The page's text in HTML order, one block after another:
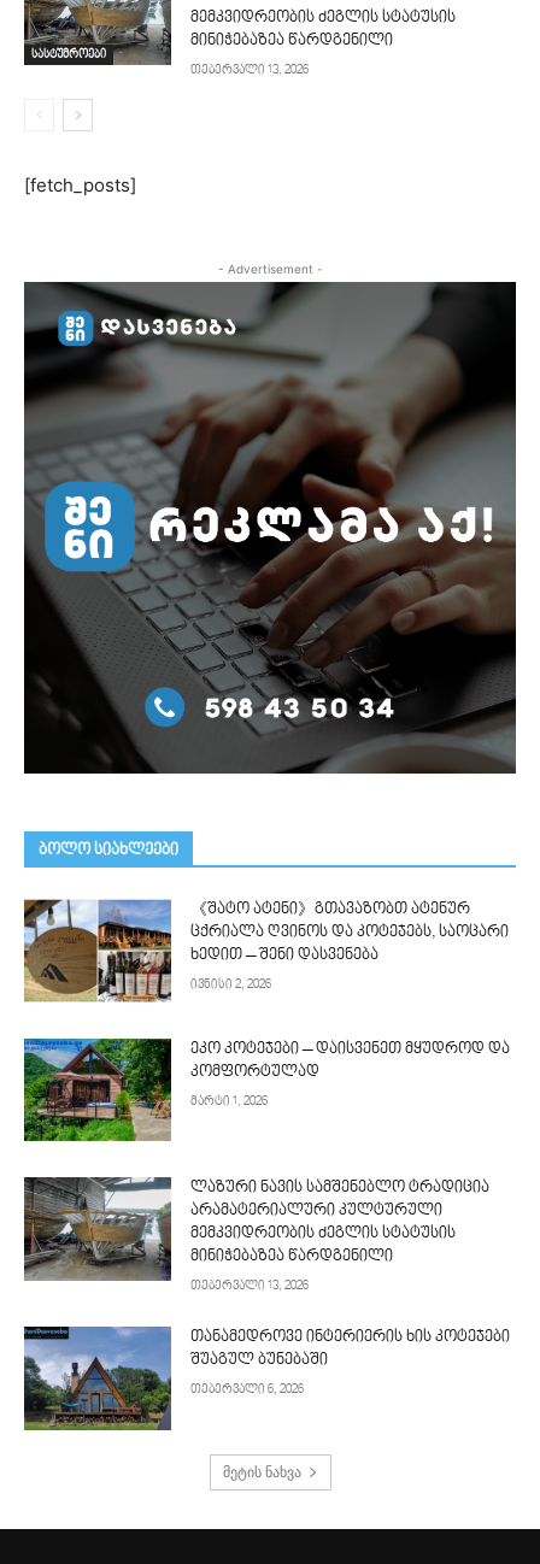
სასტუმროები
მემკვიდრეობის ძეგლის სტატუსის
მინიჭებაზეა წარდგენილი
თებერვალი 13, 2026
[fetch_posts]
- Advertisement -
ᲑᲝᲚᲝ ᲡᲘᲐᲮᲚᲔᲔᲑᲘ
《შატო ატენი》გთავაზობთ ატენურ
ცქრიალა ღვინოს და კოტეჯებს, საოცარი
ხედით – შენი დასვენება
ივნისი 2, 2026
ეკო კოტეჯები – დაისვენეთ მყუდროდ და
კომფორტულად
მარტი 1, 2026
ლაზური ნავის სამშენებლო ტრადიცია
არამატერიალური კულტურული
მემკვიდრეობის ძეგლის სტატუსის
მინიჭებაზეა წარდგენილი
თებერვალი 13, 2026
თანამედროვე ინტერიერის ხის კოტეჯები
შუაგულ ბუნებაში
თებერვალი 6, 2026
მეტის ნახვა